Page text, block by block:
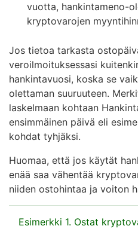
vuotta, hankintameno-
kryptovarojen
Jos tietoa tarkasta
veroilmoituksessasi
hankintavuosi, koska se
olettaman suuruuteen.
laskelmaan kohtaan
ensimmäinen päivä eli
kohdat tyhjäksi.
Huomaa, että jos käytät
enää saa vähentää
niiden ostohintaa ja voiton
Esimerkki 1. Ostat